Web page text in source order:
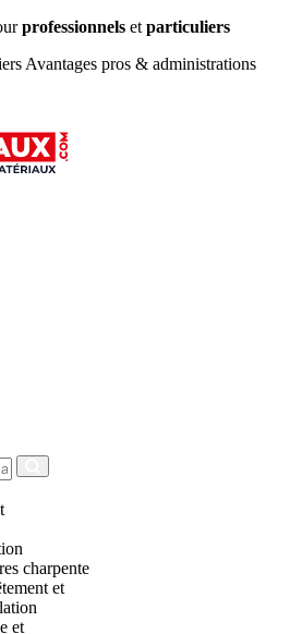
professionnels et particuliers
Avantages pros & administrations
charpente
et
et